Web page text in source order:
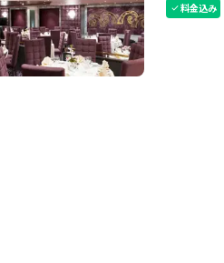
check料金込み